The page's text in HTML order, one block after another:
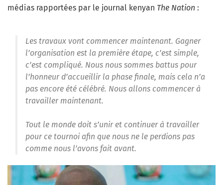
médias rapportées par le journal kenyan The Nation :
Les travaux vont commencer maintenant. Gagner
l’organisation est la première étape, c’est simple,
c’est compliqué. Nous nous sommes battus pour
l’honneur d’accueillir la phase finale, mais cela n’a
pas encore été célébré. Nous allons commencer à
travailler maintenant.
Tout le monde doit s’unir et continuer à travailler
pour ce tournoi afin que nous ne le perdions pas
comme nous l’avons fait avant.